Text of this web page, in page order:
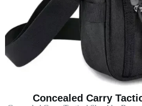
Concealed Carry